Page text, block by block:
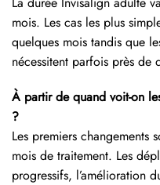
mois. Les cas les plus
quelques mois tandis que
nécessitent parfois près de
À partir de quand voit-on
?
Les premiers changements
mois de traitement. Les
progressifs, l’amélioration